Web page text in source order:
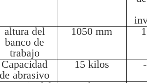
altura del
banco de
trabajo
1050 mm
Capacidad
de abrasivo
15 kilos